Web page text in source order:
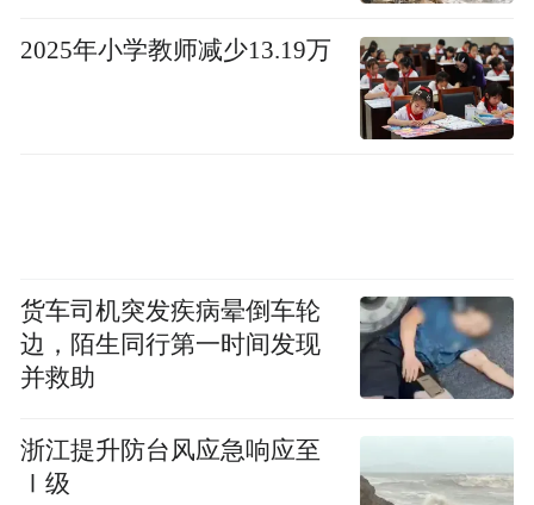
by the user of Dafeng Hao, which is a social media
platform and merely provides information storage
2025年小学教师减少13.19万
货车司机突发疾病晕倒车轮
边，陌生同行第一时间发现
并救助
浙江提升防台风应急响应至
Ⅰ级